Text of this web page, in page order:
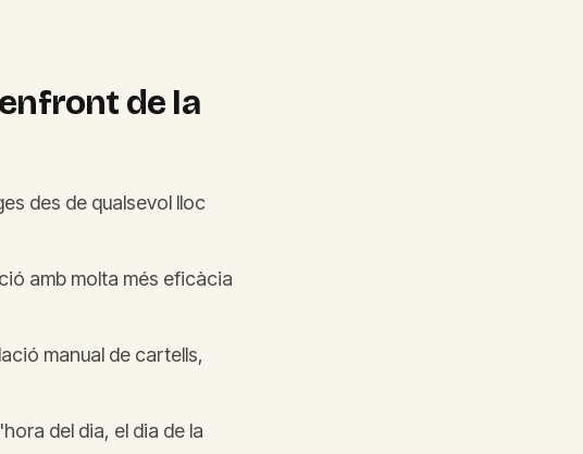
de la
des de qualsevol lloc
amb molta més eficàcia
manual de cartells,
del dia, el dia de la